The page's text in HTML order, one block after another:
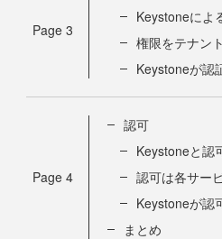
Page 3
Keystoneによ
権限をテナン
Keystoneが認
Page 4
認可
Keystoneと認
認可は各サー
Keystoneが認
まとめ